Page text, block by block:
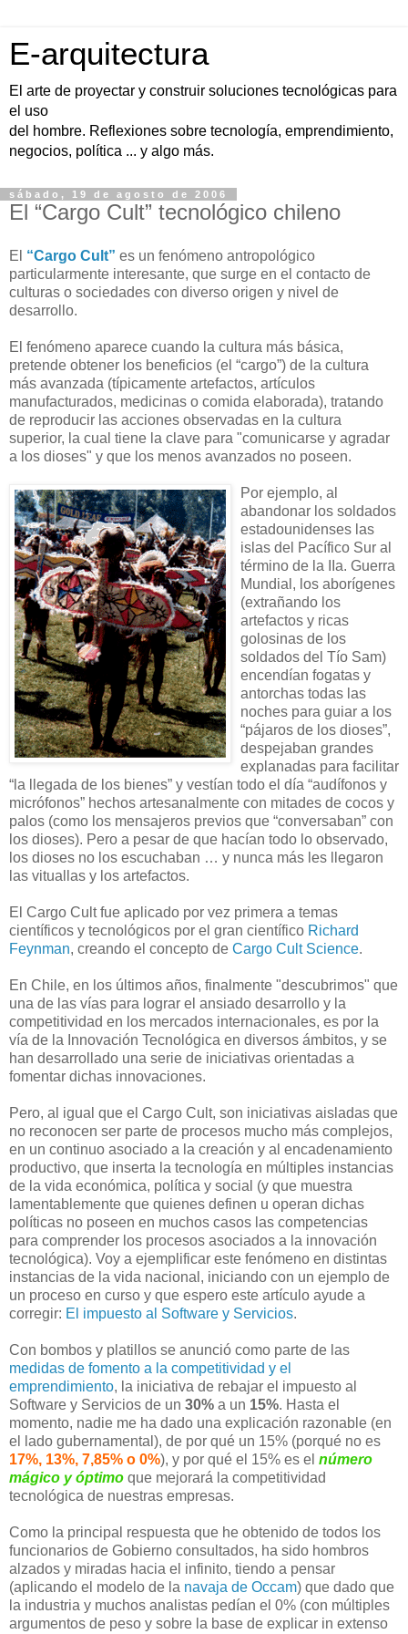
E-arquitectura
El arte de proyectar y construir soluciones tecnológicas para
el uso
del hombre. Reflexiones sobre tecnología, emprendimiento,
negocios, política ... y algo más.
sábado, 19 de agosto de 2006
El “Cargo Cult” tecnológico chileno
El “Cargo Cult” es un fenómeno antropológico
particularmente interesante, que surge en el contacto de
culturas o sociedades con diverso origen y nivel de
desarrollo.
El fenómeno aparece cuando la cultura más básica,
pretende obtener los beneficios (el “cargo”) de la cultura
más avanzada (típicamente artefactos, artículos
manufacturados, medicinas o comida elaborada), tratando
de reproducir las acciones observadas en la cultura
superior, la cual tiene la clave para "comunicarse y agradar
a los dioses" y que los menos avanzados no poseen.
Por ejemplo, al
abandonar los soldados
estadounidenses las
islas del Pacífico Sur al
término de la IIa. Guerra
Mundial, los aborígenes
(extrañando los
artefactos y ricas
golosinas de los
soldados del Tío Sam)
encendían fogatas y
antorchas todas las
noches para guiar a los
“pájaros de los dioses”,
despejaban grandes
explanadas para facilitar
“la llegada de los bienes” y vestían todo el día “audífonos y
micrófonos” hechos artesanalmente con mitades de cocos y
palos (como los mensajeros previos que “conversaban” con
los dioses). Pero a pesar de que hacían todo lo observado,
los dioses no los escuchaban … y nunca más les llegaron
las vituallas y los artefactos.
El Cargo Cult fue aplicado por vez primera a temas
científicos y tecnológicos por el gran científico Richard
Feynman, creando el concepto de Cargo Cult Science.
En Chile, en los últimos años, finalmente "descubrimos" que
una de las vías para lograr el ansiado desarrollo y la
competitividad en los mercados internacionales, es por la
vía de la Innovación Tecnológica en diversos ámbitos, y se
han desarrollado una serie de iniciativas orientadas a
fomentar dichas innovaciones.
Pero, al igual que el Cargo Cult, son iniciativas aisladas que
no reconocen ser parte de procesos mucho más complejos,
en un continuo asociado a la creación y al encadenamiento
productivo, que inserta la tecnología en múltiples instancias
de la vida económica, política y social (y que muestra
lamentablemente que quienes definen u operan dichas
políticas no poseen en muchos casos las competencias
para comprender los procesos asociados a la innovación
tecnológica). Voy a ejemplificar este fenómeno en distintas
instancias de la vida nacional, iniciando con un ejemplo de
un proceso en curso y que espero este artículo ayude a
corregir: El impuesto al Software y Servicios.
Con bombos y platillos se anunció como parte de las
medidas de fomento a la competitividad y el
emprendimiento, la iniciativa de rebajar el impuesto al
Software y Servicios de un 30% a un 15%. Hasta el
momento, nadie me ha dado una explicación razonable (en
el lado gubernamental), de por qué un 15% (porqué no es
17%, 13%, 7,85% o 0%), y por qué el 15% es el número
mágico y óptimo que mejorará la competitividad
tecnológica de nuestras empresas.
Como la principal respuesta que he obtenido de todos los
funcionarios de Gobierno consultados, ha sido hombros
alzados y miradas hacia el infinito, tiendo a pensar
(aplicando el modelo de la navaja de Occam) que dado que
la industria y muchos analistas pedían el 0% (con múltiples
argumentos de peso y sobre la base de explicar in extenso